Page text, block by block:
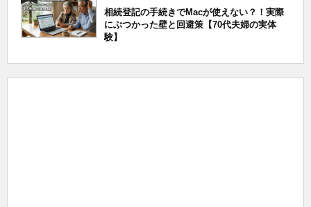
相続登記の手続きでMacが使えない？！実際
にぶつかった壁と回避策【70代夫婦の実体
験】